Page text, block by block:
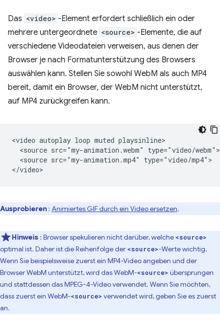
Das <video> -Element erfordert schließlich ein oder
mehrere untergeordnete <source> -Elemente, die auf
verschiedene Videodateien verweisen, aus denen der
Browser je nach Formatunterstützung des Browsers
auswählen kann. Stellen Sie sowohl WebM als auch MP4
bereit, damit ein Browser, der WebM nicht unterstützt,
auf MP4 zurückgreifen kann.
<video autoplay loop muted playsinline>
  <source src="my-animation.webm" type="video/webm">
  <source src="my-animation.mp4" type="video/mp4">
Ausprobieren : Animiertes GIF durch ein Video ersetzen.
Hinweis : Browser spekulieren nicht darüber, welche <source>
optimal ist. Daher ist die Reihenfolge der <source>-Werte wichtig.
Wenn Sie beispielsweise zuerst ein MP4-Video angeben und der
Browser WebM unterstützt, wird das WebM-<source> übersprungen
und stattdessen das MPEG-4-Video verwendet. Wenn Sie möchten,
dass zuerst ein WebM-<source> verwendet wird, geben Sie es zuerst
an.